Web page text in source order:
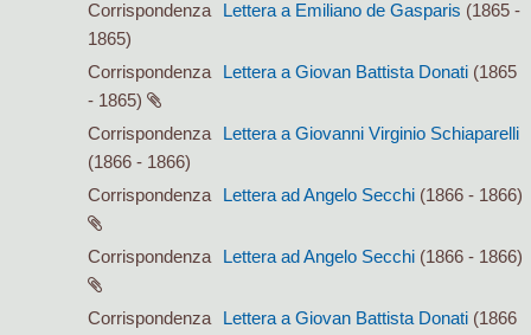
Corrispondenza
Lettera a Emiliano de Gasparis (1865 -
1865)
Corrispondenza
Lettera a Giovan Battista Donati (1865
- 1865)
Corrispondenza
Lettera a Giovanni Virginio Schiaparelli
(1866 - 1866)
Corrispondenza
Lettera ad Angelo Secchi (1866 - 1866)
Corrispondenza Lettera ad Angelo Secchi (1866 - 1866)
Corrispondenza Lettera a Giovan Battista Donati (1866